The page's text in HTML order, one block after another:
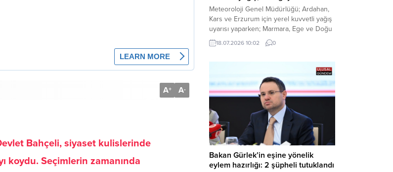
A+ A-
Bahçeli, siyaset kulislerinde
koydu. Seçimlerin zamanında
Meteoroloji Genel Müdürlüğü; Ardahan,
Kars ve Erzurum için yerel kuvvetli yağış
uyarısı yaparken; Marmara, Ege ve Doğu
Anadolu’nun belirli kesimlerinde ise
saatte 60 kilometre hıza ulaşabilecek
tedbirli olmaya çağırdı. Haber Merkezi –
Çevre, Şehircilik ve İklim Değişikliği
Bakanlığı Meteoroloji Genel Müdürlüğü,
ülke genelini kapsayan son hava...
18.07.2026 10:02 0
Bakan Gürlek’in eşine yönelik
eylem hazırlığı: 2 şüpheli tutuklandı